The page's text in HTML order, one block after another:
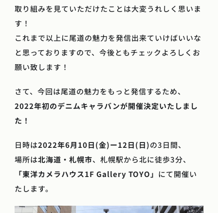
取り組みを見ていただけたことは大変うれしく思いま
す！
これまで以上に尾道の魅力を発信出来ていけばいいな
と思っておりますので、今後ともチェックよろしくお
願い致します！
さて、今回は尾道の魅力をもっと発信するため、
2022年初のデニムキャラバンが開催決定いたしまし
た！
日時は2022年6月10日(金)ー12日(日)の3日間、
場所は北海道・札幌市、札幌駅から北に徒歩3分、
「東洋カメラハウス1F Gallery TOYO」 にて開催い
たします。